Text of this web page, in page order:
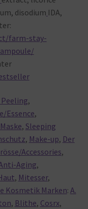
disodium IDA,
farm-stay-
,
Essence,
, Sleeping
, Make-up, Der
Accessories,
Aging,
, Mitesser,
Kosmetik Marken: A.
, Blithe, Cosrx,